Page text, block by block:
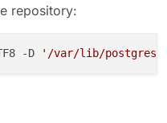
repository:
-D '/var/lib/postgres/